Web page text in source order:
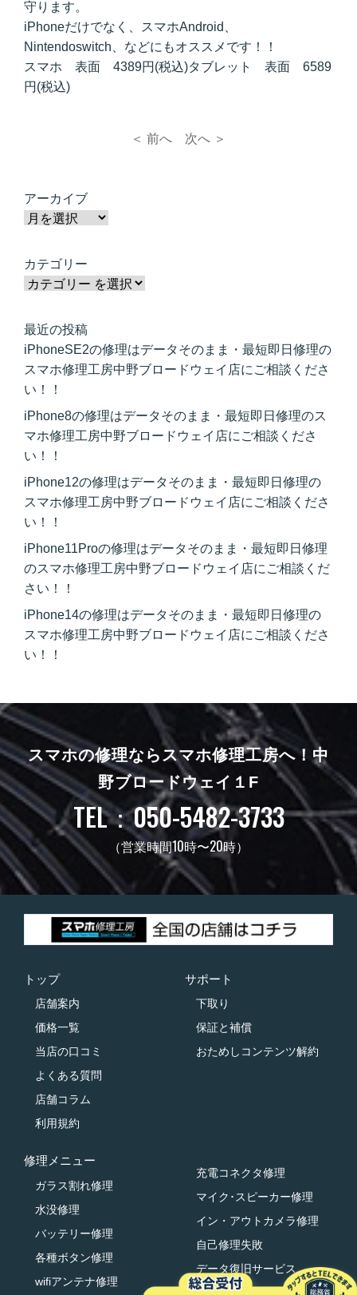
守ります。
iPhoneだけでなく、スマホAndroid、
Nintendoswitch、などにもオススメです！！
スマホ 表面 4389円(税込)タブレット 表面 6589
円(税込)
＜ 前へ 次へ ＞
アーカイブ
カテゴリー
最近の投稿
iPhoneSE2の修理はデータそのまま・最短即日修理の
スマホ修理工房中野ブロードウェイ店にご相談くださ
い！！
iPhone8の修理はデータそのまま・最短即日修理のス
マホ修理工房中野ブロードウェイ店にご相談くださ
い！！
iPhone12の修理はデータそのまま・最短即日修理の
スマホ修理工房中野ブロードウェイ店にご相談くださ
い！！
iPhone11Proの修理はデータそのまま・最短即日修理
のスマホ修理工房中野ブロードウェイ店にご相談くだ
さい！！
iPhone14の修理はデータそのまま・最短即日修理の
スマホ修理工房中野ブロードウェイ店にご相談くださ
い！！
スマホの修理ならスマホ修理工房へ！ 中
野ブロードウェイ１F
TEL：050-5482-3733
（営業時間10時〜20時）
トップ
店舗案内
価格一覧
当店の口コミ
よくある質問
店舗コラム
利用規約
サポート
下取り
保証と補償
おためしコンテンツ解約
修理メニュー
ガラス割れ修理
水没修理
バッテリー修理
各種ボタン修理
wifiアンテナ修理
充電コネクタ修理
マイク･スピーカー修理
イン・アウトカメラ修理
自己修理失敗
データ復旧サービス